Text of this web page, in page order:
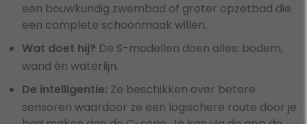
een bouwkundig zwembad of groter opzetbad die
een complete schoonmaak willen.
Wat doet hij? De S-modellen doen alles: bodem,
wand én waterlijn.
De intelligentie: Ze beschikken over betere
sensoren waardoor ze een logischere route door je